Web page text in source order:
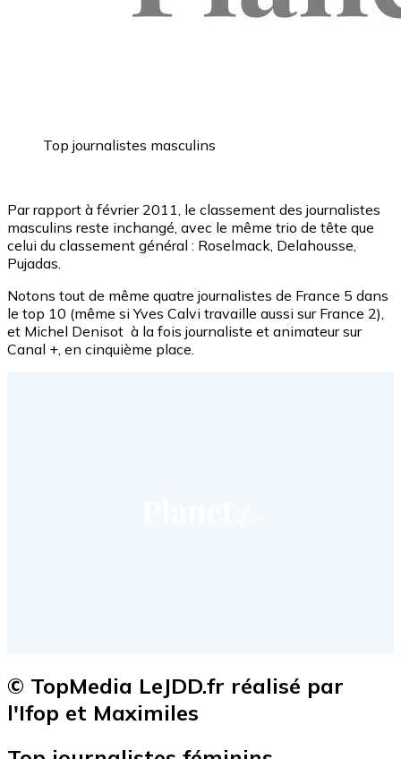
Top journalistes masculins
Par rapport à février 2011, le classement des journalistes
masculins reste inchangé, avec le même trio de tête que
celui du classement général : Roselmack, Delahousse,
Pujadas.
Notons tout de même quatre journalistes de France 5 dans
le top 10 (même si Yves Calvi travaille aussi sur France 2),
et Michel Denisot à la fois journaliste et animateur sur
Canal +, en cinquième place.
© TopMedia LeJDD.fr réalisé par
l'Ifop et Maximiles